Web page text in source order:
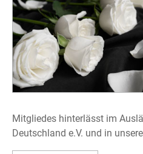
Mitgliedes hinterlässt im
Deutschland e.V. und in